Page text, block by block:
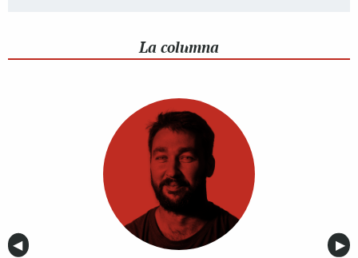
La columna
Anterior
◀︎ ▶︎